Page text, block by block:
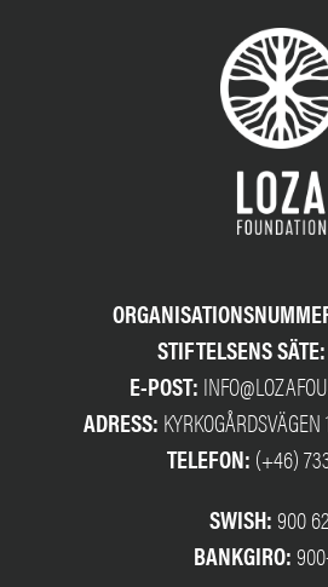
STIFTELSENS SÄTE:
E-POST:
ADRESS:
TELEFON: (+46)
SWISH:900
BANKGIRO: